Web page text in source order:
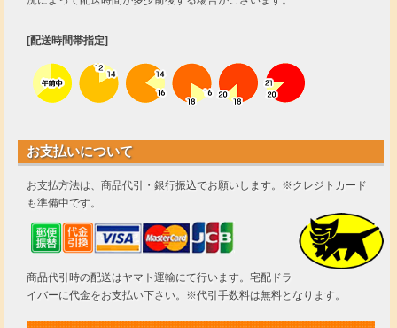
[配送時間帯指定]
お支払いについて
お支払方法は、商品代引・銀行振込でお願いします。※クレジトカード
も準備中です。
商品代引時の配送はヤマト運輸にて行います。宅配ドラ
イバーに代金をお支払い下さい。※代引手数料は無料となります。